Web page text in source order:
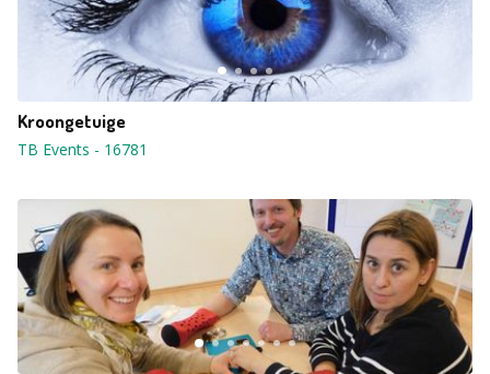
Kroongetuige
TB Events - 16781